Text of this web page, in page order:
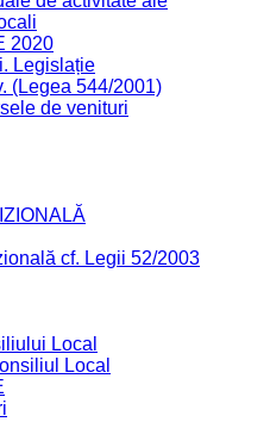
2020
Legislație
(Legea 544/2001)
de venituri
cf. Legii 52/2003
Local
Local